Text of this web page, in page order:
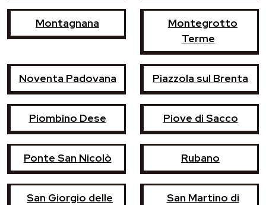
Montagnana
Montegrotto
Terme
Noventa Padovana Piazzola sul Brenta
Piombino Dese Piove di Sacco
Ponte San Nicolò Rubano
San Giorgio delle
San Martino di